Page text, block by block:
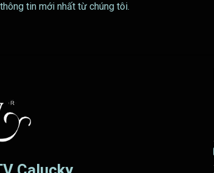
tin mới nhất từ chúng tôi.